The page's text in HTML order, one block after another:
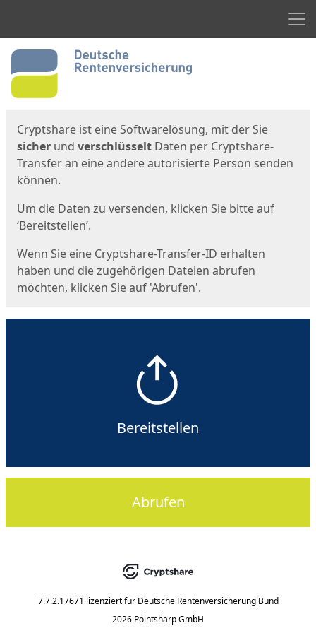
Start
Cryptshare ist eine Softwarelösung, mit der Sie
sicher und verschlüsselt Daten per Cryptshare-
Transfer an eine andere autorisierte Person senden
können.
Um die Daten zu versenden, klicken Sie bitte auf
‘Bereitstellen’.
Wenn Sie eine Cryptshare-Transfer-ID erhalten
haben und die zugehörigen Dateien abrufen
möchten, klicken Sie auf 'Abrufen'.
Bereitstellen
Abrufen
7.7.2.17671 lizenziert für Deutsche Rentenversicherung Bund
2026 Pointsharp GmbH